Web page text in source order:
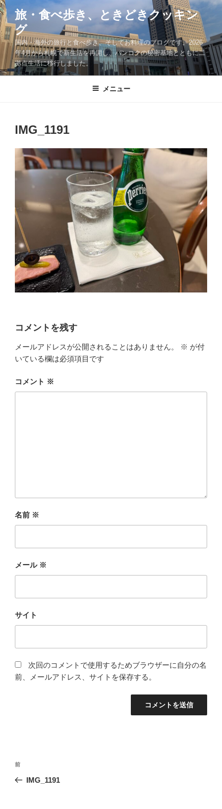
コ
ン
テ
ン
ツ
へ
ス
旅・食べ歩き、ときどきクッキン
グ
国内・海外の旅行と食べ歩き、そしてお料理のブログです。2026
年4月から札幌で新生活を再開し、バンコクの秘密基地とともに二
拠点生活に移行しました。
メニュー
IMG_1191
コメントを残す
メールアドレスが公開されることはありません。 ※ が付
いている欄は必須項目です
コメント ※
名前 ※
メール ※
サイト
次回のコメントで使用するためブラウザーに自分の名
前、メールアドレス、サイトを保存する。
投
ナ
前
の
前
IMG_1191